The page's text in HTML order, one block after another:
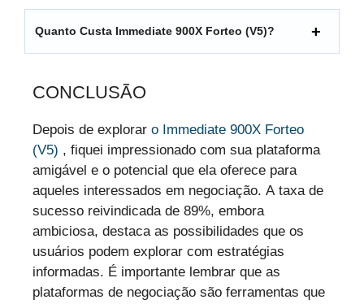
Quanto Custa Immediate 900X Forteo (V5)?
CONCLUSÃO
Depois de explorar o Immediate 900X Forteo
(V5) , fiquei impressionado com sua plataforma
amigável e o potencial que ela oferece para
aqueles interessados em negociação. A taxa de
sucesso reivindicada de 89%, embora
ambiciosa, destaca as possibilidades que os
usuários podem explorar com estratégias
informadas. É importante lembrar que as
plataformas de negociação são ferramentas que